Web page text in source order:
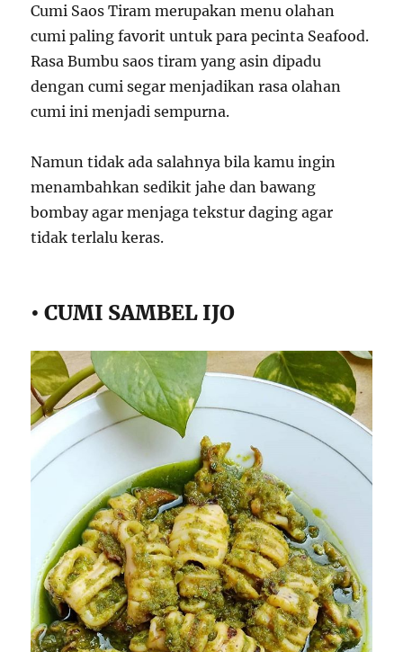
Cumi Saos Tiram merupakan menu olahan
cumi paling favorit untuk para pecinta Seafood.
Rasa Bumbu saos tiram yang asin dipadu
dengan cumi segar menjadikan rasa olahan
cumi ini menjadi sempurna.
Namun tidak ada salahnya bila kamu ingin
menambahkan sedikit jahe dan bawang
bombay agar menjaga tekstur daging agar
tidak terlalu keras.
• CUMI SAMBEL IJO